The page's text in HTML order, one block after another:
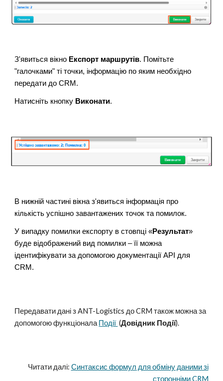
З'явиться вікно Експорт маршрутів. Помітьте
"галочками" ті точки, інформацію по яким необхідно
передати до CRM.
Натисніть кнопку Виконати.
В нижній частині вікна з'явиться інформація про
кількість успішно завантажених точок та помилок.
У випадку помилки експорту в стовпці «Результат»
буде відображений вид помилки – її можна
ідентифікувати за допомогою документації API для
CRM.
Передавати дані з ANT-Logistics до CRM також можна за
допомогою функціонала Події (Довідник Події).
Читати далі: Синтаксис формул для обміну даними зі
сторонніми CRM